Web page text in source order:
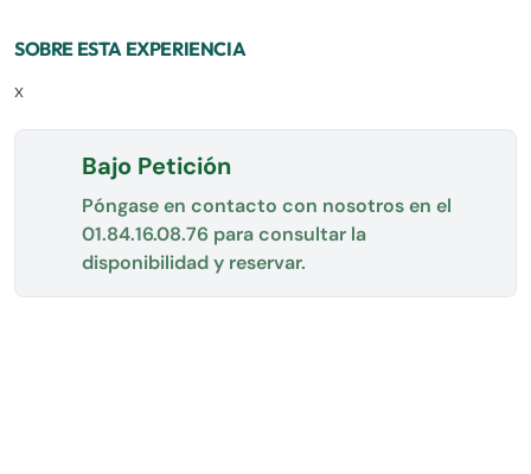
SOBRE ESTA EXPERIENCIA
x
Bajo Petición
Póngase en contacto con nosotros en el
01.84.16.08.76 para consultar la
disponibilidad y reservar.